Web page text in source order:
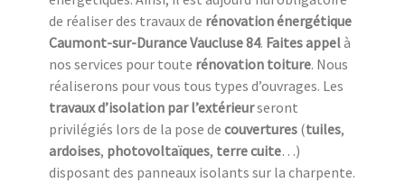
de réaliser des travaux de rénovation énergétique
Caumont-sur-Durance Vaucluse 84. Faites appelà
nos services pour toute rénovation toiture. Nous
réaliserons pour vous tous types d’ouvrages. Les
travaux d’isolation par l’extérieurseront
privilégiés lors de la pose de couvertures (tuiles,
ardoises, photovoltaïques, terre cuite…)
disposant des panneaux isolants sur la charpente.